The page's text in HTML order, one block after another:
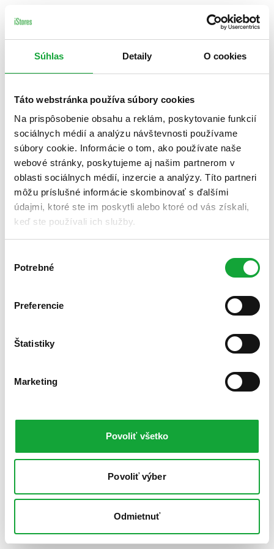
Súhlas Detaily O cookies
Táto webstránka používa súbory cookies
Na prispôsobenie obsahu a reklám, poskytovanie funkcií
sociálnych médií a analýzu návštevnosti používame
súbory cookie. Informácie o tom, ako používate naše
webové stránky, poskytujeme aj našim partnerom v
oblasti sociálnych médií, inzercie a analýzy. Títo partneri
môžu príslušné informácie skombinovať s ďalšími
údajmi, ktoré ste im poskytli alebo ktoré od vás získali,
keď ste používali ich služby.
súhlasu
Potrebné
Preferencie
Štatistiky
Marketing
Povoliť všetko
Povoliť výber
Odmietnuť